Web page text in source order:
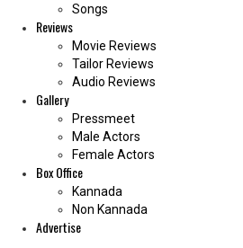
Songs
Reviews
Movie Reviews
Tailor Reviews
Audio Reviews
Gallery
Pressmeet
Male Actors
Female Actors
Box Office
Kannada
Non Kannada
Advertise